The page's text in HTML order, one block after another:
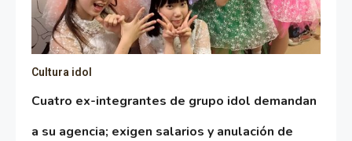
Cultura idol
Cuatro ex-integrantes de grupo idol demandan
a su agencia; exigen salarios y anulación de